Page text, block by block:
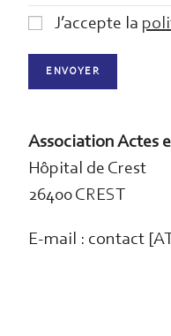
J’accepte la
ENVOYER
Association Actes
Hôpital de Crest
26400 CREST
E-mail : contact